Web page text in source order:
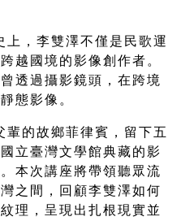
，李雙澤不僅是民歌運
越國境的影像創作者。
透過攝影鏡頭，在跨境
態影像。
的故鄉菲律賓，留下五
立臺灣文學館典藏的影
本次講座將帶領聽眾流
之間，回顧李雙澤如何
理，呈現出扎根現實並